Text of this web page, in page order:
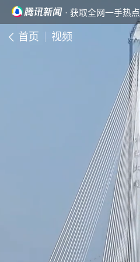
· 获取全网一手热点
首页 视频